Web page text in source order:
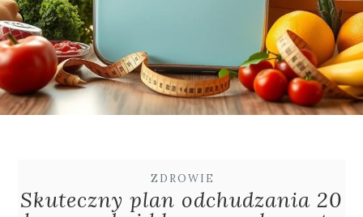
ZDROWIE
Skuteczny plan odchudzania 20